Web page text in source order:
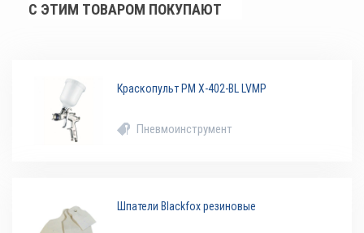
С ЭТИМ ТОВАРОМ ПОКУПАЮТ
Краскопульт РМ X-402-BL LVMP
Пневмоинструмент
Шпатели Blackfox резиновые